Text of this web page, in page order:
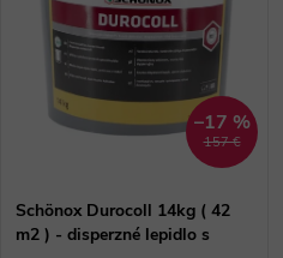
157 €
–17 %
Schönox Durocoll 14kg ( 42
m2 ) - disperzné lepidlo s